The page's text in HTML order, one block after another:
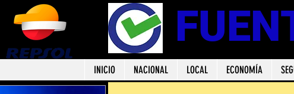
INICIO NACIONAL LOCAL ECONOMÍA